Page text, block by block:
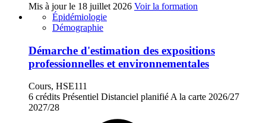
Mis à jour le 18 juillet 2026 Voir la formation
Épidémiologie
Démographie
Démarche d'estimation des expositions
professionnelles et environnementales
Cours, HSE111
6 crédits Présentiel Distanciel planifié A la carte 2026/27
2027/28